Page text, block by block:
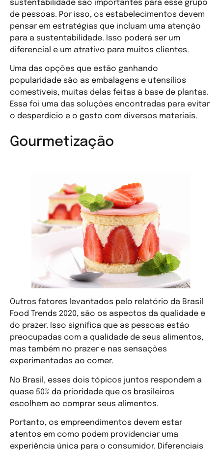
sustentabilidade são importantes para esse grupo
de pessoas. Por isso, os estabelecimentos devem
pensar em estratégias que incluam uma atenção
para a sustentabilidade. Isso poderá ser um
diferencial e um atrativo para muitos clientes.
Uma das opções que estão ganhando
popularidade são as embalagens e utensílios
comestíveis, muitas delas feitas à base de plantas.
Essa foi uma das soluções encontradas para evitar
o desperdício e o gasto com diversos materiais.
Gourmetização
Outros fatores levantados pelo relatório da Brasil
Food Trends 2020, são os aspectos da qualidade e
do prazer. Isso significa que as pessoas estão
preocupadas com a qualidade de seus alimentos,
mas também no prazer e nas sensações
experimentadas ao comer.
No Brasil, esses dois tópicos juntos respondem a
quase 50% da prioridade que os brasileiros
escolhem ao comprar seus alimentos.
Portanto, os empreendimentos devem estar
atentos em como podem providenciar uma
experiência única para o consumidor. Diferenciais